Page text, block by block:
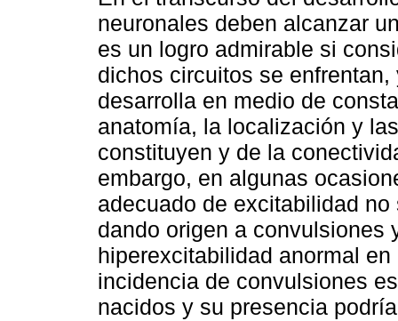
neuronales deben alcanzar
es un logro admirable si
dichos circuitos se
desarrolla en medio de
anatomía, la localización y
constituyen y de la
embargo, en algunas
adecuado de excitabilidad
dando origen a convulsiones
hiperexcitabilidad anormal
incidencia de convulsiones
nacidos y su presencia